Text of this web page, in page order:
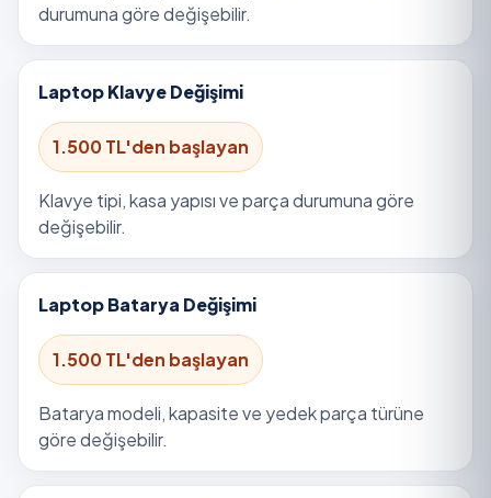
durumuna göre değişebilir.
Laptop Klavye Değişimi
1.500 TL'den başlayan
Klavye tipi, kasa yapısı ve parça durumuna göre
değişebilir.
Laptop Batarya Değişimi
1.500 TL'den başlayan
Batarya modeli, kapasite ve yedek parça türüne
göre değişebilir.